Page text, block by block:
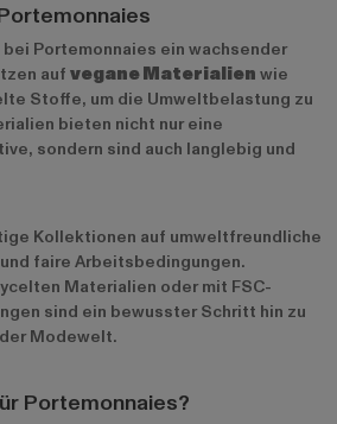
Portemonnaies ein wachsender
auf vegane Materialien wie
Stoffe, um die Umweltbelastung zu
bieten nicht nur eine
sondern sind auch langlebig und
Kollektionen auf umweltfreundliche
faire Arbeitsbedingungen.
Materialien oder mit FSC-
sind ein bewusster Schritt hin zu
Modewelt.
Portemonnaies?